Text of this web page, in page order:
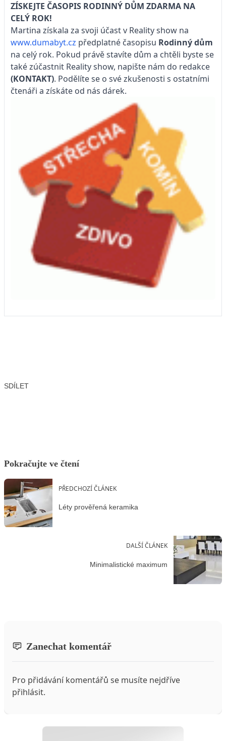
ZÍSKEJTE ČASOPIS RODINNÝ DŮM ZDARMA NA
CELÝ ROK!
Martina získala za svoji účast v Reality show na
www.dumabyt.cz předplatné časopisu Rodinný dům
na celý rok. Pokud právě stavíte dům a chtěli byste se
také zúčastnit Reality show, napište nám do redakce
(KONTAKT). Podělíte se o své zkušenosti s ostatními
čtenáři a získáte od nás dárek.
SDÍLET
Pokračujte ve čtení
PŘEDCHOZÍ ČLÁNEK
Léty prověřená keramika
DALŠÍ ČLÁNEK
Minimalistické maximum
Zanechat komentář
Pro přidávání komentářů se musíte nejdříve
přihlásit.